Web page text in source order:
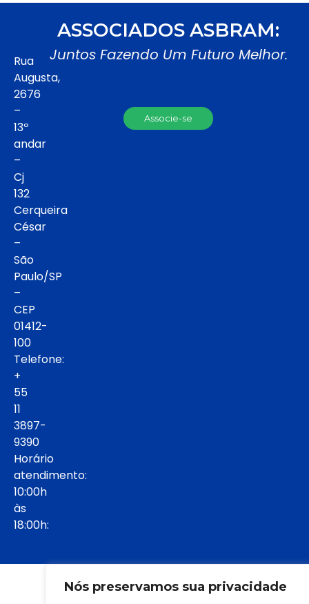
Nós preservamos sua privacidade
Rua
Augusta,
2676
–
13º
andar
–
Cj
132
Cerqueira
César
–
São
Paulo/SP
–
CEP
01412-
100
Telefone:
+
55
11
3897-
9390
Horário
atendimento:
10:00h
às
18:00h:
ASSOCIADOS ASBRAM:
Juntos Fazendo Um Futuro Melhor.
Associe-se